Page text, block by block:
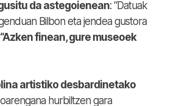
da astegoienean: “Datuak
Bilbon eta jendea gustora
“Azken finean, gure museoek
artistiko desbardinetako
hurbiltzen gara